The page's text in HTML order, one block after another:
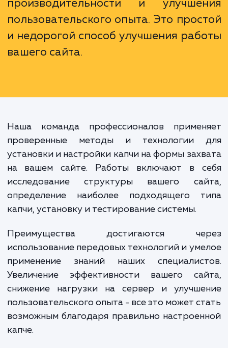
вашего сайта от спама, улучшения
пользовательского опыта. Это
и недорогой способ улучшения
вашего сайта.
Наша команда профессионалов
проверенные методы и технологии
установки и настройки капчи на формы
на вашем сайте. Работы включают в
исследование структуры вашего
определение наиболее подходящего